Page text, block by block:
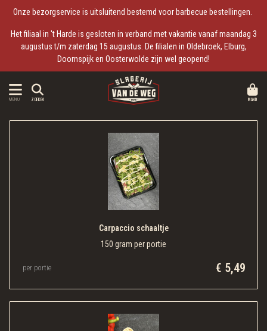
Onze bezorgservice is uitsluitend bestemd voor barbecue bestellingen.
Het filiaal in 't Harde is gesloten in verband met vakantie vanaf maandag 3
augustus t/m zaterdag 15 augustus. De filialen in Oldebroek, Elburg,
Doornspijk en Oosterwolde zijn wel geopend!
MENU ZOEKEN MAND
Carpaccio schaaltje
150 gram per portie
€ 5,49
per portie